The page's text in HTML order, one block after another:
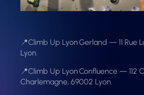
📍Climb Up Lyon Gerland — 11 Rue
Lyon.
📍Climb Up Lyon Confluence — 112
Charlemagne, 69002 Lyon.